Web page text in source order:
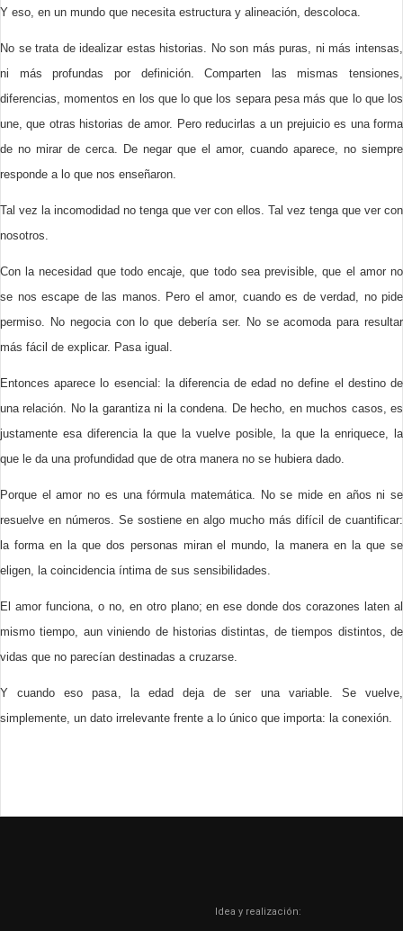
Y eso, en un mundo que necesita estructura y alineación, descoloca.
No se trata de idealizar estas historias. No son más puras, ni más intensas,
ni más profundas por definición. Comparten las mismas tensiones,
diferencias, momentos en los que lo que los separa pesa más que lo que los
une, que otras historias de amor. Pero reducirlas a un prejuicio es una forma
de no mirar de cerca. De negar que el amor, cuando aparece, no siempre
responde a lo que nos enseñaron.
Tal vez la incomodidad no tenga que ver con ellos. Tal vez tenga que ver con
nosotros.
Con la necesidad que todo encaje, que todo sea previsible, que el amor no
se nos escape de las manos. Pero el amor, cuando es de verdad, no pide
permiso. No negocia con lo que debería ser. No se acomoda para resultar
más fácil de explicar. Pasa igual.
Entonces aparece lo esencial: la diferencia de edad no define el destino de
una relación. No la garantiza ni la condena. De hecho, en muchos casos, es
justamente esa diferencia la que la vuelve posible, la que la enriquece, la
que le da una profundidad que de otra manera no se hubiera dado.
Porque el amor no es una fórmula matemática. No se mide en años ni se
resuelve en números. Se sostiene en algo mucho más difícil de cuantificar:
la forma en la que dos personas miran el mundo, la manera en la que se
eligen, la coincidencia íntima de sus sensibilidades.
El amor funciona, o no, en otro plano; en ese donde dos corazones laten al
mismo tiempo, aun viniendo de historias distintas, de tiempos distintos, de
vidas que no parecían destinadas a cruzarse.
Y cuando eso pasa, la edad deja de ser una variable. Se vuelve,
simplemente, un dato irrelevante frente a lo único que importa: la conexión.
Idea y realización: